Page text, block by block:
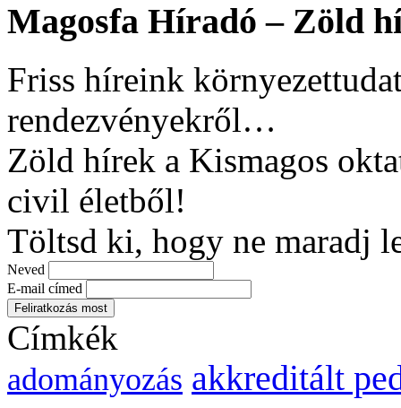
Magosfa Híradó – Zöld
Friss híreink
rendezvényekről…
Zöld hírek a Kismagos
civil életből!
Töltsd ki, hogy ne maradj
Neved
E-mail címed
Címkék
adományozás akkreditált